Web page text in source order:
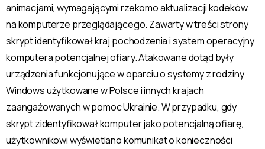
animacjami, wymagającymi rzekomo aktualizacji kodeków
na komputerze przeglądającego. Zawarty w treści strony
skrypt identyfikował kraj pochodzenia i system operacyjny
komputera potencjalnej ofiary. Atakowane dotąd były
urządzenia funkcjonujące w oparciu o systemy z rodziny
Windows użytkowane w Polsce i innych krajach
zaangażowanych w pomoc Ukrainie. W przypadku, gdy
skrypt zidentyfikował komputer jako potencjalną ofiarę,
użytkownikowi wyświetlano komunikat o konieczności